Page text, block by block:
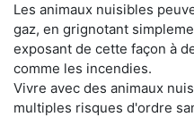
Les animaux nuisibles
gaz, en grignotant
exposant de cette façon à
comme les incendies.
Vivre avec des animaux
multiples risques d'ordre